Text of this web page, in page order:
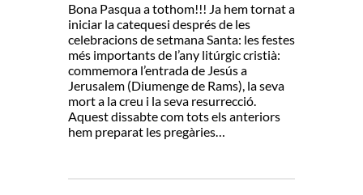
Bona Pasqua a tothom!!! Ja hem tornat a
iniciar la catequesi després de les
celebracions de setmana Santa: les festes
més importants de l’any litúrgic cristià:
commemora l’entrada de Jesús a
Jerusalem (Diumenge de Rams), la seva
mort a la creu i la seva resurrecció.
Aquest dissabte com tots els anteriors
hem preparat les pregàries…